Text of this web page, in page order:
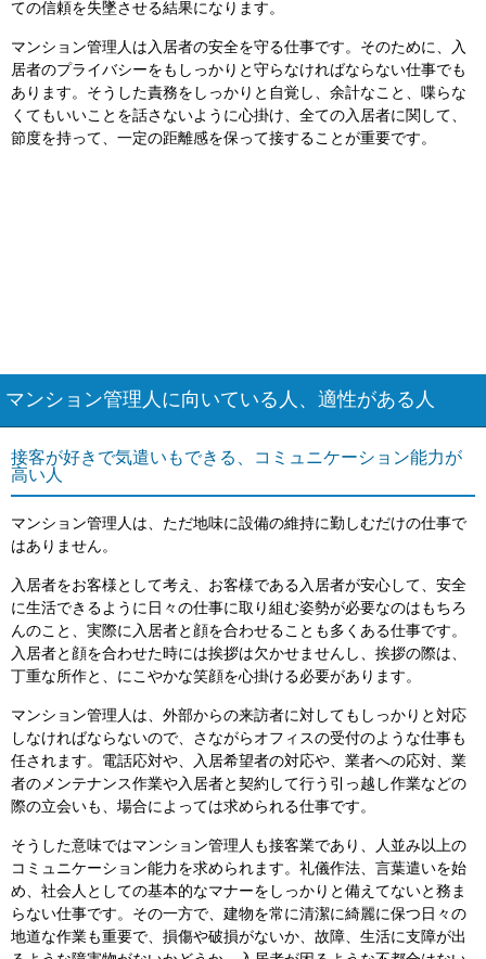
ての信頼を失墜させる結果になります。
マンション管理人は入居者の安全を守る仕事です。そのために、入
居者のプライバシーをもしっかりと守らなければならない仕事でも
あります。そうした責務をしっかりと自覚し、余計なこと、喋らな
くてもいいことを話さないように心掛け、全ての入居者に関して、
節度を持って、一定の距離感を保って接することが重要です。
マンション管理人に向いている人、適性がある人
接客が好きで気遣いもできる、コミュニケーション能力が
高い人
マンション管理人は、ただ地味に設備の維持に勤しむだけの仕事で
はありません。
入居者をお客様として考え、お客様である入居者が安心して、安全
に生活できるように日々の仕事に取り組む姿勢が必要なのはもちろ
んのこと、実際に入居者と顔を合わせることも多くある仕事です。
入居者と顔を合わせた時には挨拶は欠かせませんし、挨拶の際は、
丁重な所作と、にこやかな笑顔を心掛ける必要があります。
マンション管理人は、外部からの来訪者に対してもしっかりと対応
しなければならないので、さながらオフィスの受付のような仕事も
任されます。電話応対や、入居希望者の対応や、業者への応対、業
者のメンテナンス作業や入居者と契約して行う引っ越し作業などの
際の立会いも、場合によっては求められる仕事です。
そうした意味ではマンション管理人も接客業であり、人並み以上の
コミュニケーション能力を求められます。礼儀作法、言葉遣いを始
め、社会人としての基本的なマナーをしっかりと備えてないと務ま
らない仕事です。その一方で、建物を常に清潔に綺麗に保つ日々の
地道な作業も重要で、損傷や破損がないか、故障、生活に支障が出